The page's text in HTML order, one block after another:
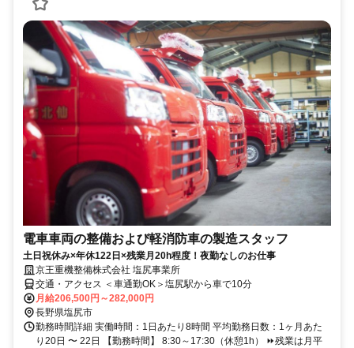
電車車両の整備および軽消防車の製造スタッフ
土日祝休み×年休122日×残業月20h程度！夜勤なしのお仕事
京王重機整備株式会社 塩尻事業所
交通・アクセス ＜車通勤OK＞塩尻駅から車で10分
月給206,500円～282,000円
長野県塩尻市
勤務時間詳細 実働時間：1日あたり8時間 平均勤務日数：1ヶ月あた
り20日 〜 22日 【勤務時間】 8:30～17:30（休憩1h） ⏩残業は月平